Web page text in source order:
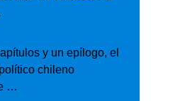
y un epílogo, el
chileno
…